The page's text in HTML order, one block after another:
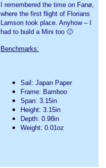
I remembered the time on Fanø,
where the first flight of Florians
Lamson took place. Anyhow – I
had to build a Mini too 🙂
Benchmarks:
Sail: Japan Paper
Frame: Bamboo
Span: 3.15in
Height: 3.15in
Depth: 0.98in
Weight: 0.01oz